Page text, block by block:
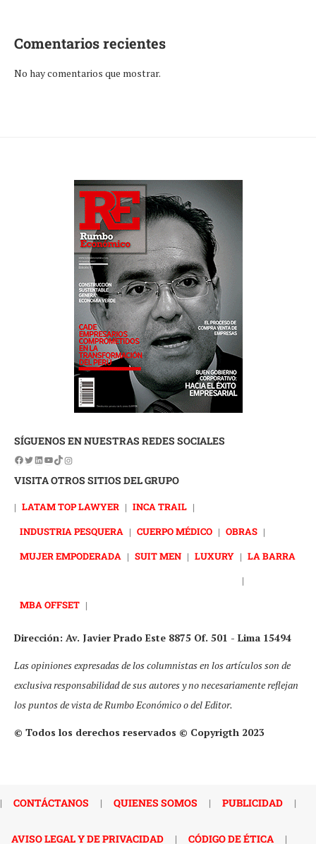
Comentarios recientes
No hay comentarios que mostrar.
SÍGUENOS EN NUESTRAS REDES SOCIALES
VISITA OTROS SITIOS DEL GRUPO
| LATAM TOP LAWYER | INCA TRAIL |
INDUSTRIA PESQUERA | CUERPO MÉDICO | OBRAS |
MUJER EMPODERADA | SUIT MEN | LUXURY | LA BARRA
|
MBA OFFSET |
Dirección: Av. Javier Prado Este 8875 Of. 501 - Lima 15494
Las opiniones expresadas de los columnistas en los artículos son de
exclusiva responsabilidad de sus autores y no necesariamente reflejan
los puntos de vista de Rumbo Económico o del Editor.
© Todos los derechos reservados © Copyrigth 2023
| CONTÁCTANOS | QUIENES SOMOS | PUBLICIDAD |
AVISO LEGAL Y DE PRIVACIDAD | CÓDIGO DE ÉTICA |